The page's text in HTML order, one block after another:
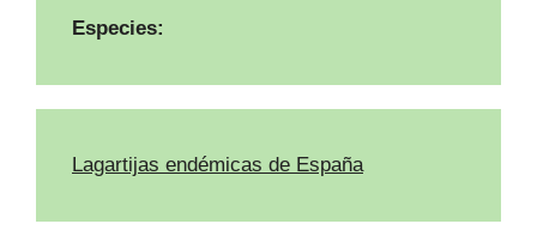
Especies:
Lagartijas endémicas de España